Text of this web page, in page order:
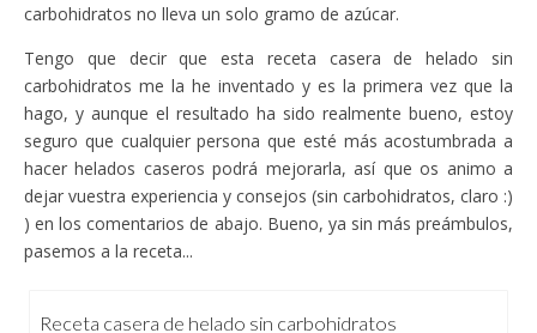
carbohidratos no lleva un solo gramo de azúcar.
Tengo que decir que esta receta casera de helado sin
carbohidratos me la he inventado y es la primera vez que la
hago, y aunque el resultado ha sido realmente bueno, estoy
seguro que cualquier persona que esté más acostumbrada a
hacer helados caseros podrá mejorarla, así que os animo a
dejar vuestra experiencia y consejos (sin carbohidratos, claro :)
) en los comentarios de abajo. Bueno, ya sin más preámbulos,
pasemos a la receta...
Receta casera de helado sin carbohidratos